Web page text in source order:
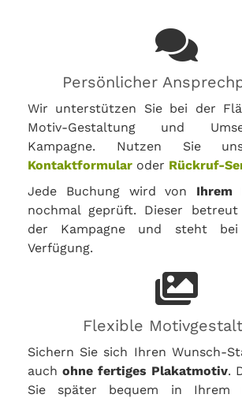
Persönlicher
Wir unterstützen Sie bei der
Motiv-Gestaltung und
Kampagne. Nutzen Sie
Kontaktformular oder Rückruf-
Jede Buchung wird von Ihrem
nochmal geprüft. Dieser betreut
der Kampagne und steht
Verfügung.
Flexible
Sichern Sie sich Ihren Wunsch-
auch ohne fertiges Plakatmotiv.
Sie später bequem in Ihrem